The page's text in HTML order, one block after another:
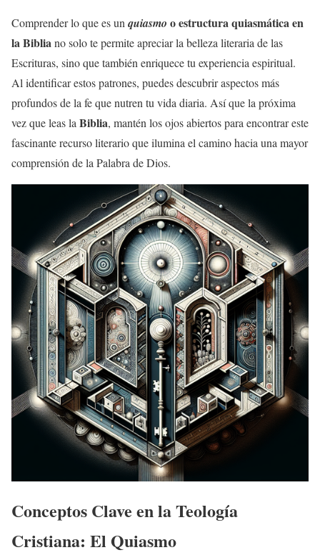
Comprender lo que es un quiasmo oestructura quiasmáticaen
laBibliano solo te permite apreciar la belleza literaria de las
Escrituras, sino que también enriquece tu experiencia espiritual.
Al identificar estos patrones, puedes descubrir aspectos más
profundos de la fe que nutren tu vida diaria. Así que la próxima
vez que leas la Biblia, mantén los ojos abiertos para encontrar este
fascinante recurso literario que ilumina el camino hacia una mayor
comprensión de la Palabra de Dios.
Conceptos Clave en la Teología
Cristiana: El Quiasmo